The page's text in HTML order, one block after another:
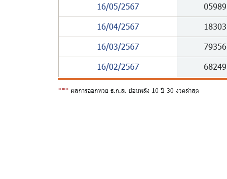
16/05/2567
05989
16/04/2567
18303
16/03/2567
79356
16/02/2567
68249
*** ผลการออกหวย ธ.ก.ส. ย้อนหลัง 10 ปี 30 งวดล่าสุด